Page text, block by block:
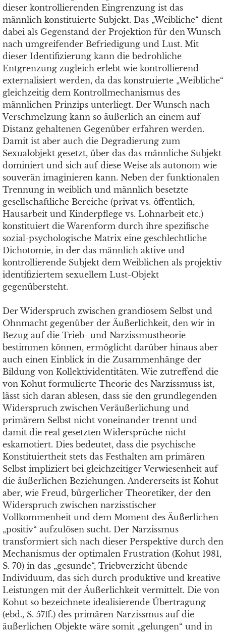
dieser kontrollierenden Eingrenzung ist das
männlich konstituierte Subjekt. Das „Weibliche“ dient
dabei als Gegenstand der Projektion für den Wunsch
nach umgreifender Befriedigung und Lust. Mit
dieser Identifizierung kann die bedrohliche
Entgrenzung zugleich erlebt wie kontrollierend
externalisiert werden, da das konstruierte „Weibliche“
gleichzeitig dem Kontrollmechanismus des
männlichen Prinzips unterliegt. Der Wunsch nach
Verschmelzung kann so äußerlich an einem auf
Distanz gehaltenen Gegenüber erfahren werden.
Damit ist aber auch die Degradierung zum
Sexualobjekt gesetzt, über das das männliche Subjekt
dominiert und sich auf diese Weise als autonom wie
souverän imaginieren kann. Neben der funktionalen
Trennung in weiblich und männlich besetzte
gesellschaftliche Bereiche (privat vs. öffentlich,
Hausarbeit und Kinderpflege vs. Lohnarbeit etc.)
konstituiert die Warenform durch ihre spezifische
sozial-psychologische Matrix eine geschlechtliche
Dichotomie, in der das männlich aktive und
kontrollierende Subjekt dem Weiblichen als projektiv
identifiziertem sexuellem Lust-Objekt
gegenübersteht.
Der Widerspruch zwischen grandiosem Selbst und
Ohnmacht gegenüber der Äußerlichkeit, den wir in
Bezug auf die Trieb- und Narzissmustheorie
bestimmen können, ermöglicht darüber hinaus aber
auch einen Einblick in die Zusammenhänge der
Bildung von Kollektividentitäten. Wie zutreffend die
von Kohut formulierte Theorie des Narzissmuss ist,
lässt sich daran ablesen, dass sie den grundlegenden
Widerspruch zwischen Veräußerlichung und
primärem Selbst nicht voneinander trennt und
damit die real gesetzten Widersprüche nicht
eskamotiert. Dies bedeutet, dass die psychische
Konstituiertheit stets das Festhalten am primären
Selbst impliziert bei gleichzeitiger Verwiesenheit auf
die äußerlichen Beziehungen. Andererseits ist Kohut
aber, wie Freud, bürgerlicher Theoretiker, der den
Widerspruch zwischen narzisstischer
Vollkommenheit und dem Moment des Äußerlichen
„positiv“ aufzulösen sucht. Der Narzissmus
transformiert sich nach dieser Perspektive durch den
Mechanismus der optimalen Frustration (Kohut 1981,
S. 70) in das „gesunde“, Triebverzicht übende
Individuum, das sich durch produktive und kreative
Leistungen mit der Äußerlichkeit vermittelt. Die von
Kohut so bezeichnete idealisierende Übertragung
(ebd., S. 57ff.) des primären Narzissmus auf die
äußerlichen Objekte wäre somit „gelungen“ und in